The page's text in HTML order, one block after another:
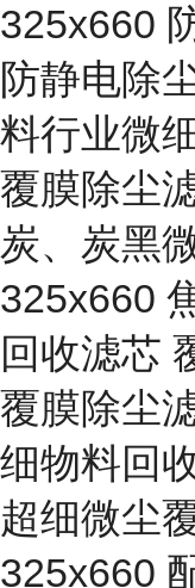
325x660
防静电除
料行业微
覆膜除尘
炭、炭黑
325x660
回收滤芯
覆膜除尘
细物料回
超细微尘
325x660